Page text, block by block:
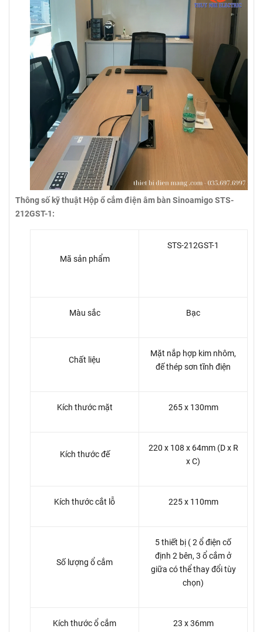
Thông số kỹ thuật Hộp ổ cắm điện âm bàn Sinoamigo STS-
212GST-1:
Mã sản phẩm
STS-212GST-1
Màu sắc Bạc
Chất liệu
Mặt nắp hợp kim nhôm,
đế thép sơn tĩnh điện
Kích thước mặt 265 x 130mm
Kích thước đế
220 x 108 x 64mm (D x R
x C)
Kích thước cắt lỗ 225 x 110mm
Số lượng ổ cắm
5 thiết bị ( 2 ổ điện cố
định 2 bên, 3 ổ cắm ở
giữa có thể thay đổi tùy
chọn)
Kích thước ổ cắm 23 x 36mm